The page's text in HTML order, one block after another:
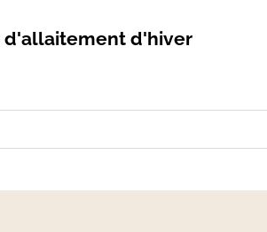
d'allaitement d'hiver